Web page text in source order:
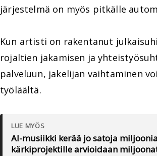
järjestelmä on myös pitkälle
Kun artisti on rakentanut
rojaltien jakamisen ja
palveluun, jakelijan vaihtaminen
työläältä.
LUE MYÖS
AI-musiikki kerää jo satoja
kärkiprojektille arvioidaan